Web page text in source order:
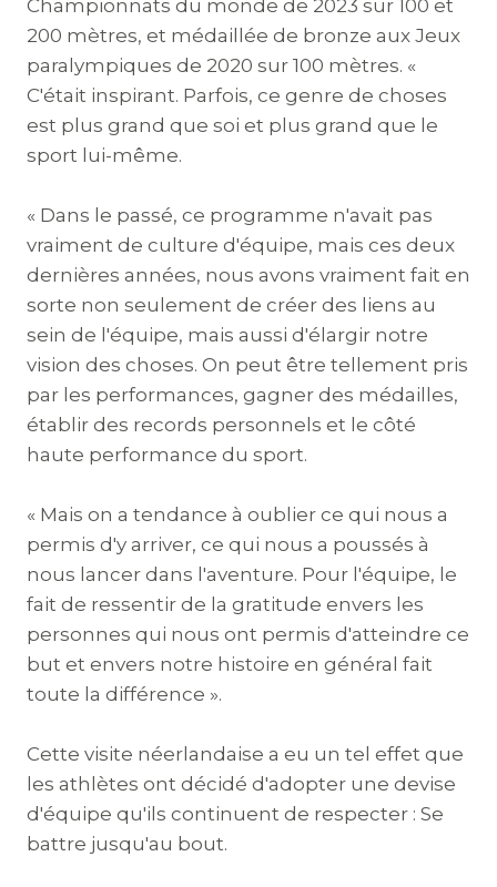
Championnats du monde de 2023 sur 100 et
200 mètres, et médaillée de bronze aux Jeux
paralympiques de 2020 sur 100 mètres. «
C'était inspirant. Parfois, ce genre de choses
est plus grand que soi et plus grand que le
sport lui-même.
« Dans le passé, ce programme n'avait pas
vraiment de culture d'équipe, mais ces deux
dernières années, nous avons vraiment fait en
sorte non seulement de créer des liens au
sein de l'équipe, mais aussi d'élargir notre
vision des choses. On peut être tellement pris
par les performances, gagner des médailles,
établir des records personnels et le côté
haute performance du sport.
« Mais on a tendance à oublier ce qui nous a
permis d'y arriver, ce qui nous a poussés à
nous lancer dans l'aventure. Pour l'équipe, le
fait de ressentir de la gratitude envers les
personnes qui nous ont permis d'atteindre ce
but et envers notre histoire en général fait
toute la différence ».
Cette visite néerlandaise a eu un tel effet que
les athlètes ont décidé d'adopter une devise
d'équipe qu'ils continuent de respecter : Se
battre jusqu'au bout.